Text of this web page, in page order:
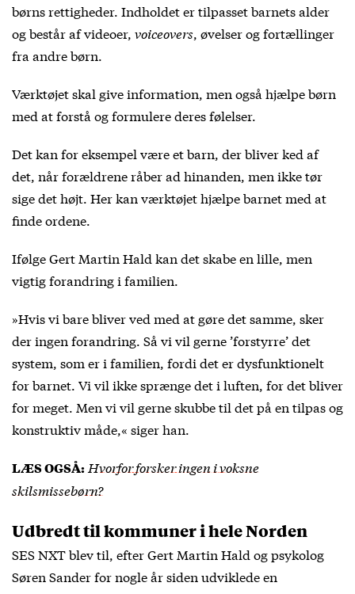
børns rettigheder. Indholdet er tilpasset barnets alder
og består af videoer, voiceovers , øvelser og fortællinger
fra andre børn.
Værktøjet skal give information, men også hjælpe børn
med at forstå og formulere deres følelser.
Det kan for eksempel være et barn, der bliver ked af
det, når forældrene råber ad hinanden, men ikke tør
sige det højt. Her kan værktøjet hjælpe barnet med at
finde ordene.
Ifølge Gert Martin Hald kan det skabe en lille, men
vigtig forandring i familien.
»Hvis vi bare bliver ved med at gøre det samme, sker
der ingen forandring. Så vi vil gerne ’forstyrre’ det
system, som er i familien, fordi det er dysfunktionelt
for barnet. Vi vil ikke sprænge det i luften, for det bliver
for meget. Men vi vil gerne skubbe til det på en tilpas og
konstruktiv måde,« siger han.
LÆS OGSÅ: Hvorfor forsker ingen i voksne
skilsmissebørn?
Udbredt til kommuner i hele Norden
SES NXT blev til, efter Gert Martin Hald og psykolog
Søren Sander for nogle år siden udviklede en